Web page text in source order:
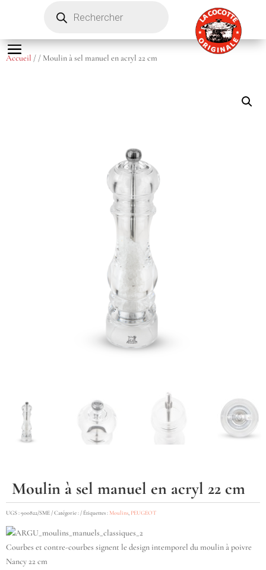
produits
Accueil / / Moulin à sel manuel en acryl 22 cm
Moulin à sel manuel en acryl 22 cm
UGS :900822/SME Catégorie : Étiquettes : Moulins, PEUGEOT
Courbes et contre-courbes signent le design intemporel du moulin à poivre
Nancy 22 cm